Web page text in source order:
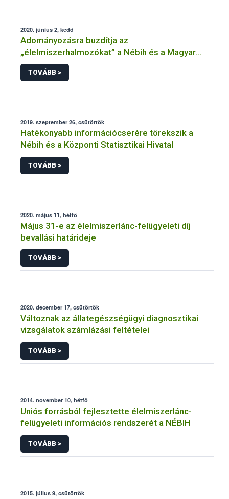
2020. június 2, kedd
Adományozásra buzdítja az
„élelmiszerhalmozókat” a Nébih és a Magyar
Élelmiszerbank Egyesület
TOVÁBB >
2019. szeptember 26, csütörtök
Hatékonyabb információcserére törekszik a
Nébih és a Központi Statisztikai Hivatal
TOVÁBB >
2020. május 11, hétfő
Május 31-e az élelmiszerlánc-felügyeleti díj
bevallási határideje
TOVÁBB >
2020. december 17, csütörtök
Változnak az állategészségügyi diagnosztikai
vizsgálatok számlázási feltételei
TOVÁBB >
2014. november 10, hétfő
Uniós forrásból fejlesztette élelmiszerlánc-
felügyeleti információs rendszerét a NÉBIH
TOVÁBB >
2015. július 9, csütörtök